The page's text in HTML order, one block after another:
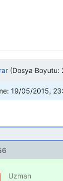
(Dosya Boyutu:
19/05/2015,
Uzman